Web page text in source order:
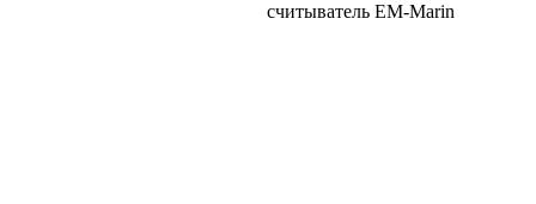
считыватель EM-Marin